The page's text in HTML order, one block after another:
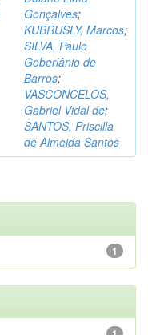
Gonçalves;
KUBRUSLY, Marcos;
SILVA, Paulo
Goberlânio de
Barros;
VASCONCELOS,
Gabriel Vidal de;
SANTOS, Priscilla
de Almeida Santos
1